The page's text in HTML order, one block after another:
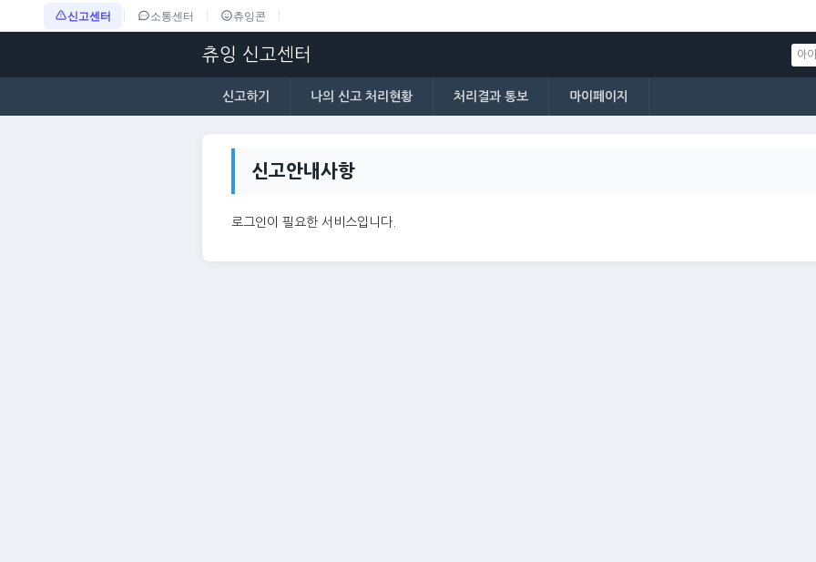
신고센터 소통센터 츄잉콘
츄잉 신고센터
신고하기 나의 신고 처리현황 처리결과 통보 마이페이지
신고안내사항
로그인이 필요한 서비스입니다.